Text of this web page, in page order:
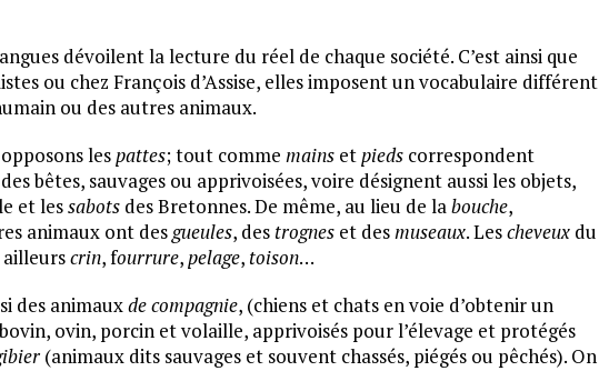
dévoilent la lecture du réel de chaque société. C’est ainsi que
ou chez François d’Assise, elles imposent un vocabulaire différent
ou des autres animaux.
lespattes; tout comme mains etpieds correspondent
des bêtes, sauvages ou apprivoisées, voire désignent aussi les objets,
et lessabots des Bretonnes. De même, au lieu de labouche,
animaux ont desgueules, des trognes et desmuseaux. Lescheveux du
crin, fourrure,pelage, toison…
des animauxde compagnie, (chiens et chats en voie d’obtenir un
ovin, porcin et volaille, apprivoisés pour l’élevage et protégés
(animaux dits sauvages et souvent chassés, piégés ou pêchés). On